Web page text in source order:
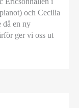
och Cecilia
då en ny
ger vi oss ut